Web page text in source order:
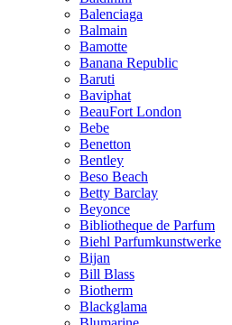
Balenciaga
Balmain
Bamotte
Banana Republic
Baruti
Baviphat
BeauFort London
Bebe
Benetton
Bentley
Beso Beach
Betty Barclay
Beyonce
Bibliotheque de Parfum
Biehl Parfumkunstwerke
Bijan
Bill Blass
Biotherm
Blackglama